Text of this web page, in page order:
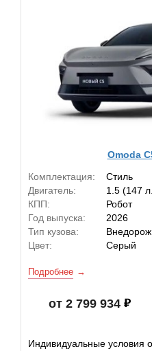
Omoda
Комплектация:
Стиль
Двигатель:
1.5 (147
КПП:
Робот
Год выпуска:
2026
Тип кузова:
Цвет:
Серый
Подробнее
от 2 799 934
Индивидуальные условия